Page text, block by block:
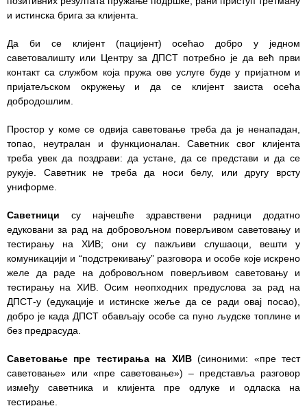
и истинска брига за клијента.
Да би се клијент (пацијент) осећао добро у једном
саветовалишту или Центру за ДПСТ потребно је да већ први
контакт са службом која пружа ове услуге буде у пријатном и
пријатељском окружењу и да се клијент заиста осећа
добродошлим.
Простор у коме се одвија саветовање треба да је ненападан,
топао, неутралан и функционалан. Саветник свог клијента
треба увек да поздрави: да устане, да се представи и да се
рукује. Саветник не треба да носи белу, или другу врсту
униформе.
Саветници су најчешће здравствени радници додатно
едуковани за рад на добровољном поверљивом саветовању и
тестирању на ХИВ; они су пажљиви слушаоци, вешти у
комуникацији и “подстрекивању” разговора и особе које искрено
желе да раде на добровољном поверљивом саветовању и
тестирању на ХИВ. Осим неопходних предуслова за рад на
ДПСТ-у (едукације и истинске жеље да се ради овај посао),
добро је када ДПСТ обављају особе са пуно људске топлине и
без предрасуда.
Саветовање пре тестирања на ХИВ(синоними: «пре тест
саветовање» или «пре саветовање») – представља разговор
између саветника и клијента пре одлуке и одласка на
тестирање.
набавке
здравствене
заштите
Документа
ЗА
ЗАПОСЛЕНЕ
ОГЛАСИ И
КОНКУРСИ
Огласи и
Конкурси
– 2024
Огласи и
Конкурси
– Архива
ЗА
РАСПОРЕД
РАДА